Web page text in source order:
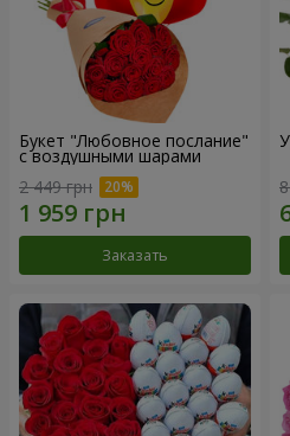
Букет "Любовное послание"
с воздушными шарами
2 449 грн
Заказать